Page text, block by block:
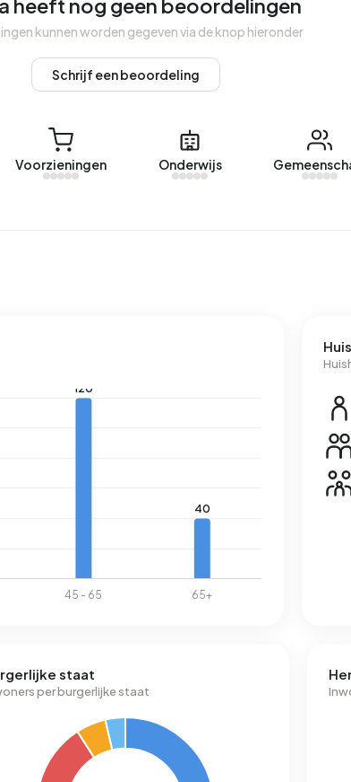
woning is
Lieverseweg 22F
woningen verhuurd in Altena.
De meest voorkomende labels zijn C
3.180 kWh aan elektriciteit per jaar. Dit
heeft nog geen beoordelingen
kunnen worden gegeven via de knop hieronder
Schrijf een beoordeling
Voorzieningen Onderwijs
staat
per burgerlijke staat